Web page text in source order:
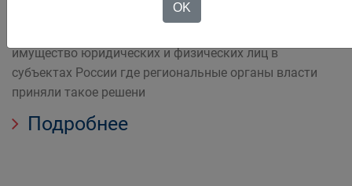
Кадастровая стоимость является базовой величиной
имущество юридических и физических лиц в
субъектах России где региональные органы власти
приняли такое решени
Подробнее
OK